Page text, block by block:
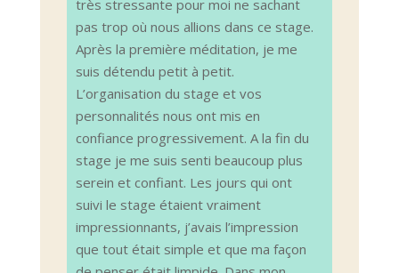
très stressante pour moi ne sachant
pas trop où nous allions dans ce stage.
Après la première méditation, je me
suis détendu petit à petit.
L’organisation du stage et vos
personnalités nous ont mis en
confiance progressivement. A la fin du
stage je me suis senti beaucoup plus
serein et confiant. Les jours qui ont
suivi le stage étaient vraiment
impressionnants, j’avais l’impression
que tout était simple et que ma façon